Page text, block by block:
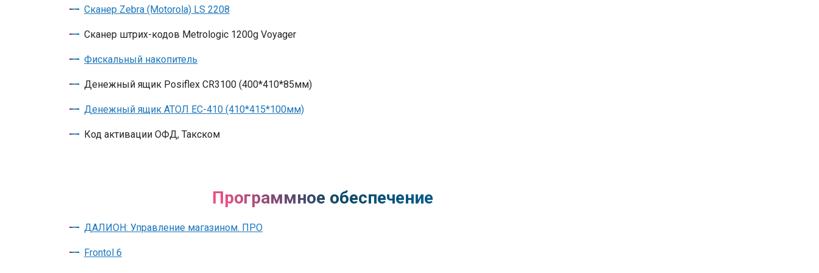
Сканер Zebra (Motorola) LS 2208
Сканер штрих-кодов Metrologic 1200g Voyager
Фискальный накопитель
Денежный ящик Posiflex CR3100 (400*410*85мм)
Денежный ящик АТОЛ EC-410 (410*415*100мм)
Код активации ОФД, Такском
Программное обеспечение
ДАЛИОН: Управление магазином. ПРО
Frontol 6